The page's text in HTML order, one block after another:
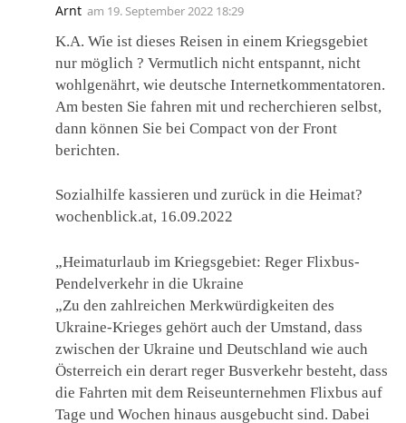
Arnt am 19. September 2022 18:29
K.A. Wie ist dieses Reisen in einem Kriegsgebiet
nur möglich ? Vermutlich nicht entspannt, nicht
wohlgenährt, wie deutsche Internetkommentatoren.
Am besten Sie fahren mit und recherchieren selbst,
dann können Sie bei Compact von der Front
berichten.
Sozialhilfe kassieren und zurück in die Heimat?
wochenblick.at, 16.09.2022
„Heimaturlaub im Kriegsgebiet: Reger Flixbus-
Pendelverkehr in die Ukraine
„Zu den zahlreichen Merkwürdigkeiten des
Ukraine-Krieges gehört auch der Umstand, dass
zwischen der Ukraine und Deutschland wie auch
Österreich ein derart reger Busverkehr besteht, dass
die Fahrten mit dem Reiseunternehmen Flixbus auf
Tage und Wochen hinaus ausgebucht sind. Dabei